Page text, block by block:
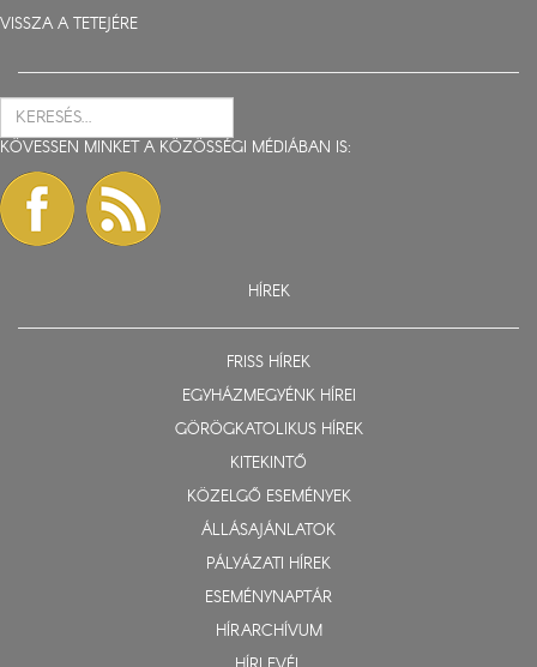
VISSZA A TETEJÉRE
KÖVESSEN MINKET A KÖZÖSSÉGI MÉDIÁBAN IS:
HÍREK
FRISS HÍREK
EGYHÁZMEGYÉNK HÍREI
GÖRÖGKATOLIKUS HÍREK
KITEKINTŐ
KÖZELGŐ ESEMÉNYEK
ÁLLÁSAJÁNLATOK
PÁLYÁZATI HÍREK
ESEMÉNYNAPTÁR
HÍRARCHÍVUM